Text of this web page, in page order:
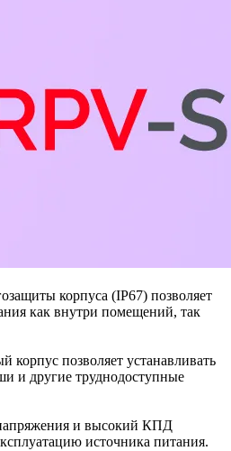
корпуса (IP67) позволяет
как внутри помещений, так
корпус позволяет устанавливать
и другие труднодоступные
и высокий КПД
источника питания.